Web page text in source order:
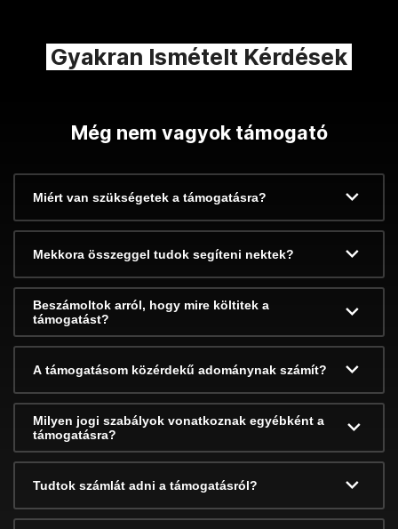
Gyakran Ismételt Kérdések
Még nem vagyok támogató
Miért van szükségetek a támogatásra?
Mekkora összeggel tudok segíteni nektek?
Beszámoltok arról, hogy mire költitek a
támogatást?
A támogatásom közérdekű adománynak számít?
Milyen jogi szabályok vonatkoznak egyébként a
támogatásra?
Tudtok számlát adni a támogatásról?